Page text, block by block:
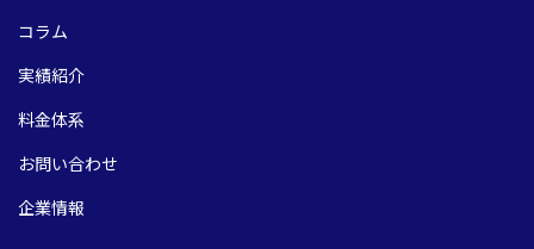
コラム
実績紹介
料金体系
お問い合わせ
企業情報